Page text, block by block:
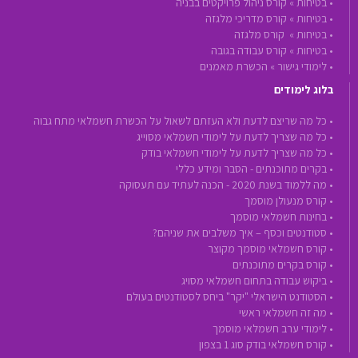
• בטיחות » קורס מדריכי מלגזה
• בטיחות » קורס מלגזה
• בטיחות » קורס עבודה בגובה
• לימודי גישור » הכשרת מאמנים
בלוג לימודים
• כל מה שריצם לדעת ולא העזתם לשאול על הכשרת חשמלאי מתח גבוה
• כל מה שצריך לדעת על לימודי חשמלאי מסוייג
• כל מה שצריך לדעת על לימודי חשמלאי בודק
• בקרים מתוכנתים - הסבר ומידע כללי
• מה ללמוד בשנת 2020 - הכנה לעתיד עם תעסוקה
• קורס מנעולן מוסמך
• בחינות חשמלאי מוסמך
• סטודנטים וכסף – איך משלבים את שניהם?
• קורס חשמלאי מוסמך מקוצר
• קורס בקרים מתוכנתים
• ביקוש עבודה בתחום חשמלאי מסויג
• הסטודנט הישראלי "יקר" ביחס לסטודנטים בעולם
• מה זה חשמלאי ראשי
• לימודי ערב חשמלאי מוסמך
• קורס חשמלאי בודק סוג 1 בצפון